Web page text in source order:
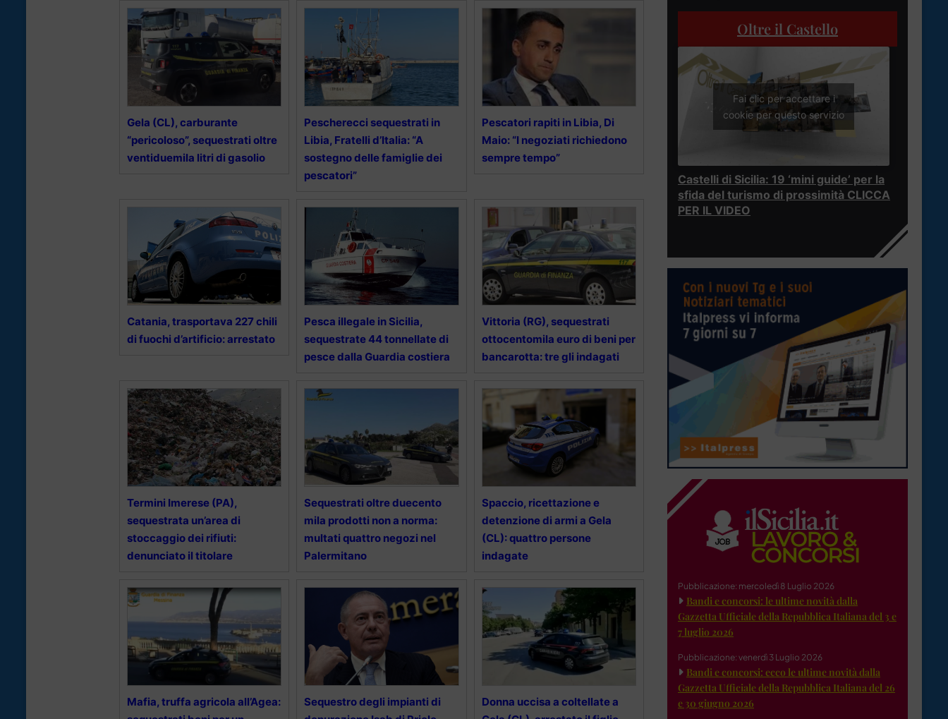
Gela (CL), carburante
“pericoloso”, sequestrati oltre
ventiduemila litri di gasolio
Pescherecci sequestrati in
Libia, Fratelli d’Italia: “A
sostegno delle famiglie dei
pescatori”
Pescatori rapiti in Libia, Di
Maio: “I negoziati richiedono
sempre tempo”
Catania, trasportava 227 chili
di fuochi d’artificio: arrestato
Pesca illegale in Sicilia,
sequestrate 44 tonnellate di
pesce dalla Guardia costiera
Vittoria (RG), sequestrati
ottocentomila euro di beni per
bancarotta: tre gli indagati
Termini Imerese (PA),
sequestrata un’area di
stoccaggio dei rifiuti:
denunciato il titolare
Sequestrati oltre duecento
mila prodotti non a norma:
multati quattro negozi nel
Palermitano
Spaccio, ricettazione e
detenzione di armi a Gela
(CL): quattro persone
indagate
Mafia, truffa agricola all’Agea:
Sequestro degli impianti di
Donna uccisa a coltellate a
Oltre il Castello
Fai clic per accettare i
cookie per questo servizio
Castelli di Sicilia: 19 ‘mini guide’ per la
sfida del turismo di prossimità CLICCA
PER IL VIDEO
Pubblicazione: mercoledì 8 Luglio 2026
Bandi e concorsi: le ultime novità dalla
Gazzetta Ufficiale della Repubblica Italiana del 3 e
7 luglio 2026
Pubblicazione: venerdì 3 Luglio 2026
Bandi e concorsi: ecco le ultime novità dalla
Gazzetta Ufficiale della Repubblica Italiana del 26
e 30 giugno 2026